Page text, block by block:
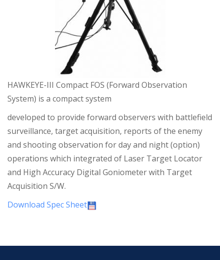
HAWKEYE-III Compact FOS (Forward Observation
System) is a compact system
developed to provide forward observers with battlefield
surveillance, target acquisition, reports of the enemy
and shooting observation for day and night (option)
operations which integrated of Laser Target Locator
and High Accuracy Digital Goniometer with Target
Acquisition S/W.
Download Spec Sheet